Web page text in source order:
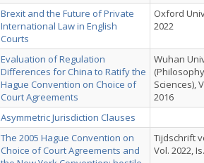
Brexit and the Future of Private
International Law in English
Courts
Oxford
2022
Evaluation of Regulation
Differences for China to Ratify the
Hague Convention on Choice of
Court Agreements
Wuhan
Sciences),
2016
Asymmetric Jurisdiction Clauses
The 2005 Hague Convention on
Choice of Court Agreements and
Tijdschrift
Vol. 2022,